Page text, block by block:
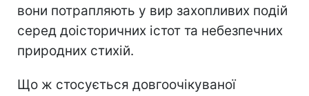
вони потрапляють у вир захопливих подій
серед доісторичних істот та небезпечних
природних стихій.
Що ж стосується довгоочікуваної